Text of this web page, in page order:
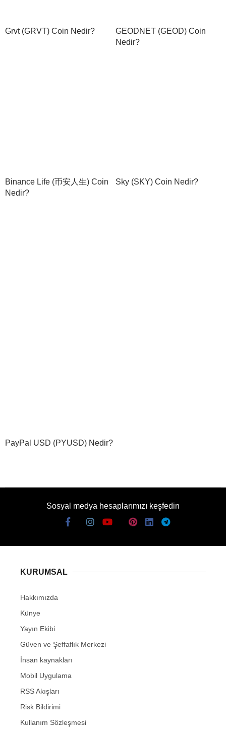
Grvt (GRVT) Coin Nedir?
GEODNET (GEOD) Coin
Nedir?
Binance Life (币安人生) Coin
Nedir?
Sky (SKY) Coin Nedir?
PayPal USD (PYUSD) Nedir?
Sosyal medya hesaplarımızı keşfedin
KURUMSAL
Hakkımızda
Künye
Yayın Ekibi
Güven ve Şeffaflık Merkezi
İnsan kaynakları
Mobil Uygulama
RSS Akışları
Risk Bildirimi
Kullanım Sözleşmesi